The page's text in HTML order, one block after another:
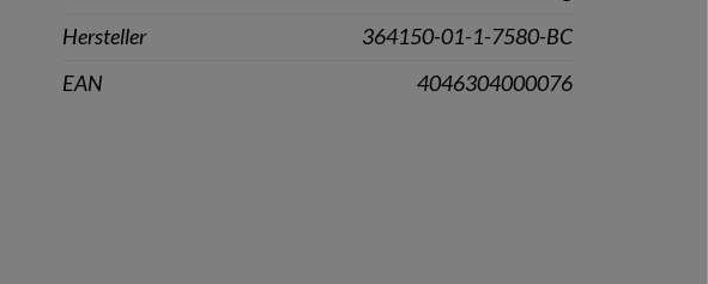
Hersteller
364150-01-1-7580-BC
EAN
4046304000076